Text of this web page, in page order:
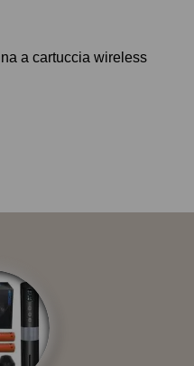
a cartuccia wireless